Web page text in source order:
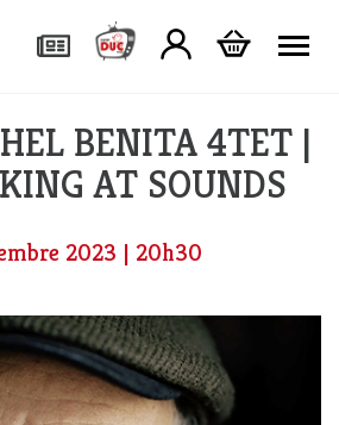
BENITA 4TET |
AT SOUNDS
2023 | 20h30